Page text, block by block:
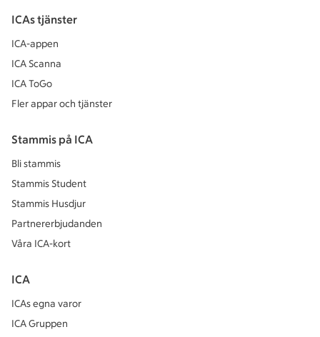
ICAs tjänster
ICA-appen
ICA Scanna
ICA ToGo
Fler appar och tjänster
Stammis på ICA
Bli stammis
Stammis Student
Stammis Husdjur
Partnererbjudanden
Våra ICA-kort
ICA
ICAs egna varor
ICA Gruppen